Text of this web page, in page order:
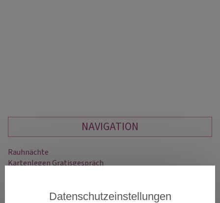
NAVIGATION
Rauhnächte
Kartenlegen Gratisgespräch
DualseelenliebeDatenschutzeinstellungen